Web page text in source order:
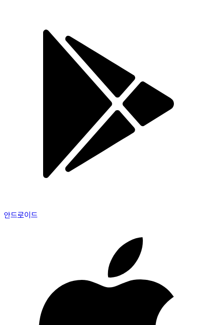
안드로이드